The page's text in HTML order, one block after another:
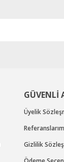
GÜVENLİ
Üyelik
Gizlilik